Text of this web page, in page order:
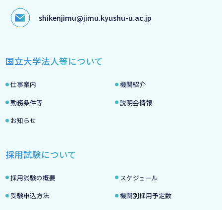
shikenjimu@jimu.kyushu-u.ac.jp
国立大学法人等について
仕事案内
機関紹介
勤務条件等
説明会情報
お知らせ
採用試験について
採用試験の概要
スケジュール
受験申込方法
機関別採用予定数